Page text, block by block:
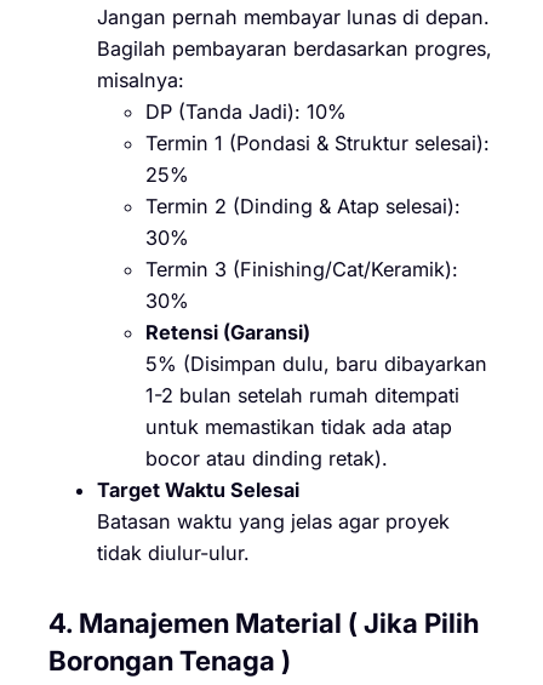
Jangan pernah membayar lunas di depan.
Bagilah pembayaran berdasarkan progres,
misalnya:
DP (Tanda Jadi): 10%
Termin 1 (Pondasi & Struktur selesai):
25%
Termin 2 (Dinding & Atap selesai):
30%
Termin 3 (Finishing/Cat/Keramik):
30%
Retensi (Garansi)
5% (Disimpan dulu, baru dibayarkan
1-2 bulan setelah rumah ditempati
untuk memastikan tidak ada atap
bocor atau dinding retak).
Target Waktu Selesai
Batasan waktu yang jelas agar proyek
tidak diulur-ulur.
4. Manajemen Material ( Jika Pilih
Borongan Tenaga )